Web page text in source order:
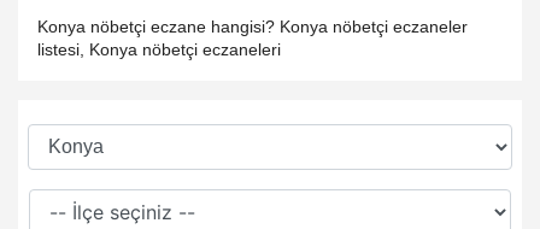
Konya nöbetçi eczane hangisi? Konya nöbetçi eczaneler
listesi, Konya nöbetçi eczaneleri